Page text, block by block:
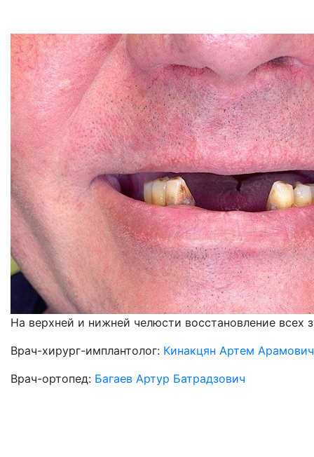
На верхней и нижней челюсти восстановление всех
Врач-хирург-имплантолог: Кинакцян Артем Арамович
Врач-ортопед: Багаев Артур Батрадзович